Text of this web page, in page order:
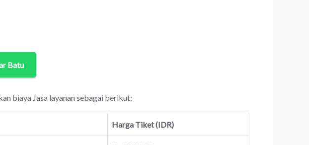
Batu
biaya Jasa layanan sebagai berikut:
Harga Tiket (IDR)